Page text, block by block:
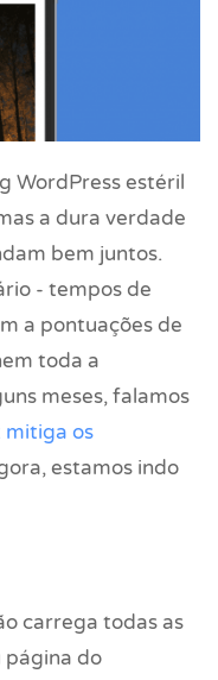
WordPress estéril
a dura verdade
bem juntos.
- tempos de
a pontuações de
toda a
meses, falamos
mitiga os
estamos indo
carrega todas as
página do